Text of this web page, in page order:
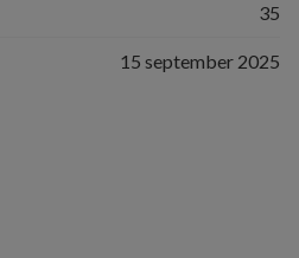
35
15 september 2025